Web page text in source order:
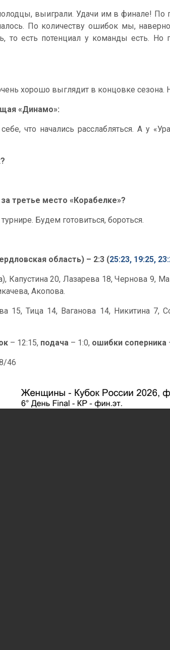
выиграли. Удачи им в финале!
По количеству ошибок мы,
есть потенциал у команды есть. Но
хорошо выглядит в концовке сезона.
«Динамо»:
что начались расслабляться. А у
третье место «Корабелке»?
Будем готовиться, бороться.
область) – 2:3 (25:23, 19:25,
Капустина 20, Лазарева 18, Чернова
Акопова.
15, Тица 14, Ваганова 14, Никитина 7,
– 12:15, подача – 1:0, ошибки соперника
46